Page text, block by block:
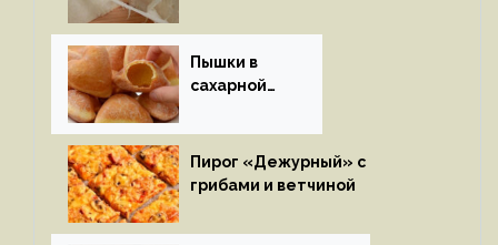
Пышки в
сахарной
Пирог «Дежурный» с
грибами и ветчиной